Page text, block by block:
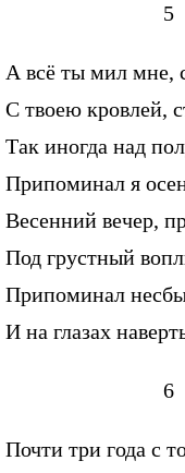
5
А всё ты мил мне,
С твоею кровлей,
Так иногда над
Припоминал я
Весенний вечер,
Под грустный
Припоминал
И на глазах
6
Почти три года с